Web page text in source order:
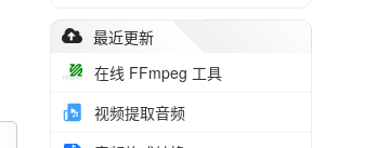
最近更新
在线 FFmpeg 工具
视频提取音频